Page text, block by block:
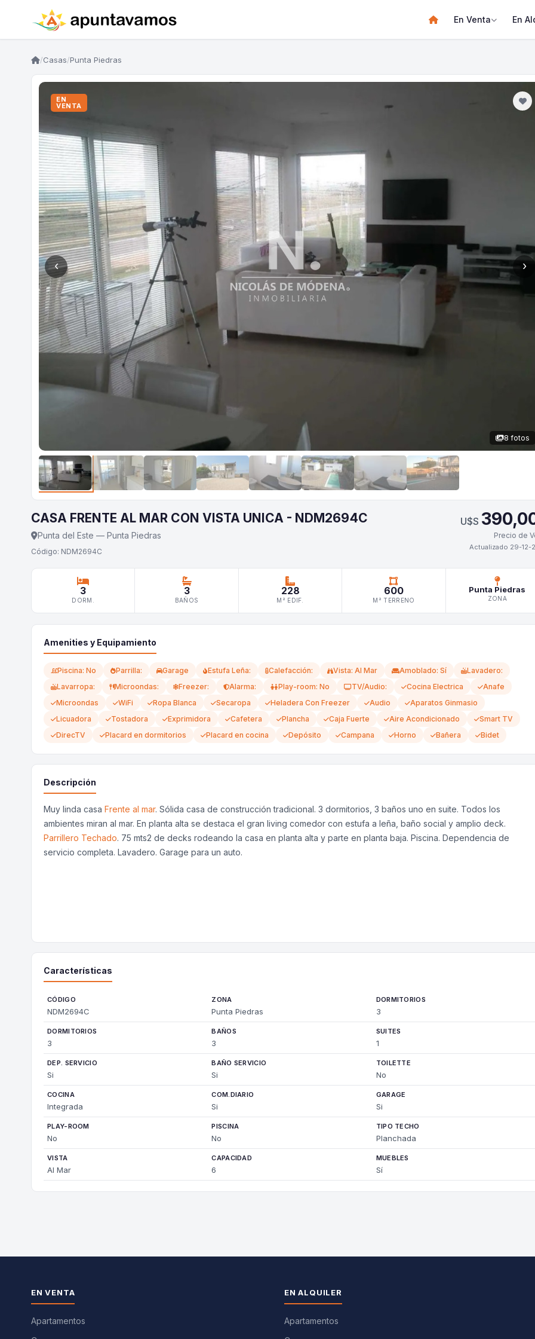
En Venta En
/Casas/Punta Piedras
‹ ›
EN
VENTA
8 fotos
CASA FRENTE AL MAR CON VISTA UNICA - NDM2694C
Punta del Este — Punta Piedras
Código: NDM2694C
U$S
Precio de
Actualizado 29-12-
3
DORM.
3
BAÑOS
228
M² EDIF.
600
M² TERRENO
Punta Piedras
ZONA
Amenities y Equipamiento
Piscina: No Parrilla: Garage Estufa Leña: Calefacción: Vista: Al Mar Amoblado: Sí
Lavadero:
Lavarropa:
Microondas: Freezer: Alarma: Play-room: No TV/Audio: Cocina Electrica
Anafe
Microondas
WiFi Ropa Blanca Secaropa Heladera Con Freezer Audio
Aparatos Ginmasio
Licuadora
Tostadora Exprimidora Cafetera Plancha Caja Fuerte Aire Acondicionado
Smart TV
DirecTV
Placard en dormitorios Placard en cocina Depósito Campana Horno Bañera Bidet
Descripción
Muy linda casa Frente al mar. Sólida casa de construcción tradicional. 3 dormitorios, 3 baños uno en suite. Todos los
ambientes miran al mar. En planta alta se destaca el gran living comedor con estufa a leña, baño social y amplio deck.
Parrillero Techado. 75 mts2 de decks rodeando la casa en planta alta y parte en planta baja. Piscina. Dependencia de
servicio completa. Lavadero. Garage para un auto.
Características
CÓDIGO
NDM2694C
ZONA
Punta Piedras
DORMITORIOS
3
DORMITORIOS
3
BAÑOS
3
SUITES
1
DEP. SERVICIO
Si
BAÑO SERVICIO
Si
TOILETTE
No
COCINA
Integrada
COM.DIARIO
Si
GARAGE
Si
PLAY-ROOM
No
PISCINA
No
TIPO TECHO
Planchada
VISTA
Al Mar
CAPACIDAD
6
MUEBLES
Sí
EN VENTA
Apartamentos
EN ALQUILER
Apartamentos